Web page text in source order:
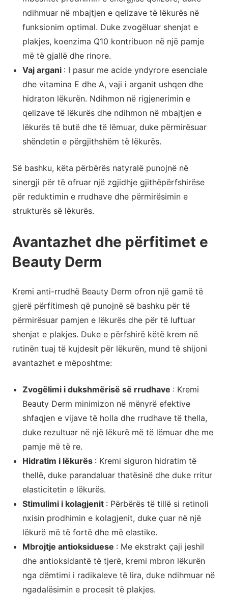
ndihmuar në mbajtjen e qelizave të lëkurës në
funksionim optimal. Duke zvogëluar shenjat e
plakjes, koenzima Q10 kontribuon në një pamje
më të gjallë dhe rinore.
Vaj argani : I pasur me acide yndyrore esenciale
dhe vitamina E dhe A, vaji i arganit ushqen dhe
hidraton lëkurën. Ndihmon në rigjenerimin e
qelizave të lëkurës dhe ndihmon në mbajtjen e
lëkurës të butë dhe të lëmuar, duke përmirësuar
shëndetin e përgjithshëm të lëkurës.
Së bashku, këta përbërës natyralë punojnë në
sinergji për të ofruar një zgjidhje gjithëpërfshirëse
për reduktimin e rrudhave dhe përmirësimin e
strukturës së lëkurës.
Avantazhet dhe përfitimet e
Beauty Derm
Kremi anti-rrudhë Beauty Derm ofron një gamë të
gjerë përfitimesh që punojnë së bashku për të
përmirësuar pamjen e lëkurës dhe për të luftuar
shenjat e plakjes. Duke e përfshirë këtë krem në
rutinën tuaj të kujdesit për lëkurën, mund të shijoni
avantazhet e mëposhtme:
Zvogëlimi i dukshmërisë së rrudhave : Kremi
Beauty Derm minimizon në mënyrë efektive
shfaqjen e vijave të holla dhe rrudhave të thella,
duke rezultuar në një lëkurë më të lëmuar dhe me
pamje më të re.
Hidratim i lëkurës : Kremi siguron hidratim të
thellë, duke parandaluar thatësinë dhe duke rritur
elasticitetin e lëkurës.
Stimulimi i kolagjenit : Përbërës të tillë si retinoli
nxisin prodhimin e kolagjenit, duke çuar në një
lëkurë më të fortë dhe më elastike.
Mbrojtje antioksiduese : Me ekstrakt çaji jeshil
dhe antioksidantë të tjerë, kremi mbron lëkurën
nga dëmtimi i radikaleve të lira, duke ndihmuar në
ngadalësimin e procesit të plakjes.